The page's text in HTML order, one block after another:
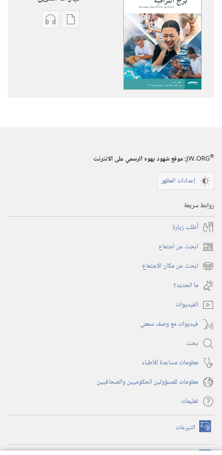
خياراتخيارات
JW.ORG®
:‏ موقع شهود يهوه الرسمي على الانترنت
إعدادات المظهر
روابط سريعة
أُطلب زيارة
ابحث عن اجتماع (يفتح
نافذة
جديدة)
ابحث عن مكان الاجتماع (يفتح
نافذة
جديدة)
ما الجديد؟‏
الفيديوات
فيديوات مع وصف سمعي
بحث
معلومات مساعِدة للأطباء
معلومات للمسؤولين الحكوميين والصحافيين
تعليمات
التبرعات (يفتح
نافذة